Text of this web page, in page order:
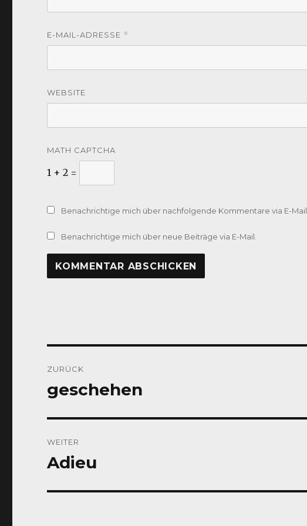
E-MAIL-ADRESSE *
WEBSITE
MATH CAPTCHA
1 + 2 =
Benachrichtige mich über nachfolgende Kommentare via E-Mail.
Benachrichtige mich über neue Beiträge via E-Mail.
ZURÜCK
Vorheriger
geschehen
WEITER
Nächster
Adieu